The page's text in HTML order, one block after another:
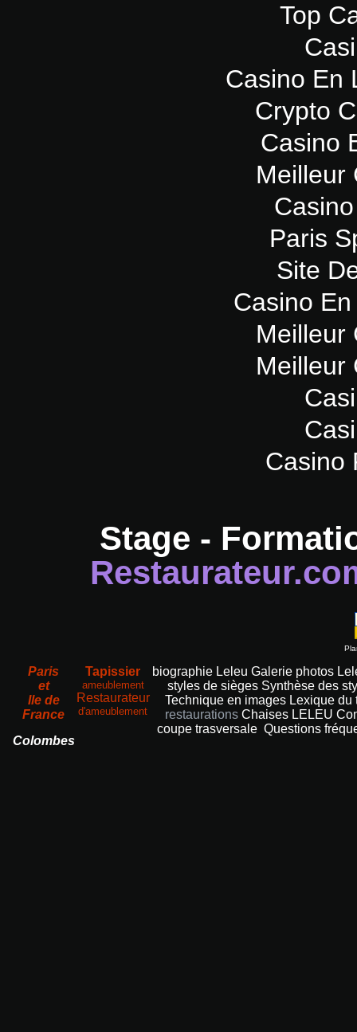
Top
Casino En
Crypto
Casino
Meilleur
Paris
Site
Casino
Meilleur
Meilleur
Casino
Stage -
Paris
et
Ile de
France
Colombes
Tapissier
ameublement
Restaurateur
d'ameublement
biographie Leleu Galerie photos
styles de sièges Synthèse des
Technique en images Lexique du
restaurationsChaises LELEU
coupe trasversale Questions